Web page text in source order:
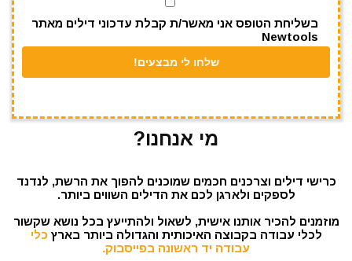
בשליחת הטופס אני מאשר/ת קבלת עדכוני דילים מאתר
Newtools
מי אנחנו?
כרישי דילים וצרכנים חכמים שמוכנים להפוך את הרשת, לנדנד
לספקים ולארגן לכם את הדילים השווים ביותר.
מוזמנים להכיר אותנו אישית, לשאול ולהתייעץ בכל נושא שקשור
לכלי עבודה בקבוצה האיכותית והגדולה ביותר בארץ כלי
עבודה יד ראשונה בפייסבוק.